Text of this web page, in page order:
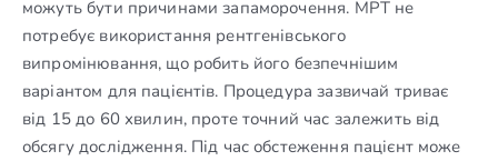
можуть бути причинами запаморочення. МРТ не
потребує використання рентгенівського
випромінювання, що робить його безпечнішим
варіантом для пацієнтів. Процедура зазвичай триває
від 15 до 60 хвилин, проте точний час залежить від
обсягу дослідження. Під час обстеження пацієнт може